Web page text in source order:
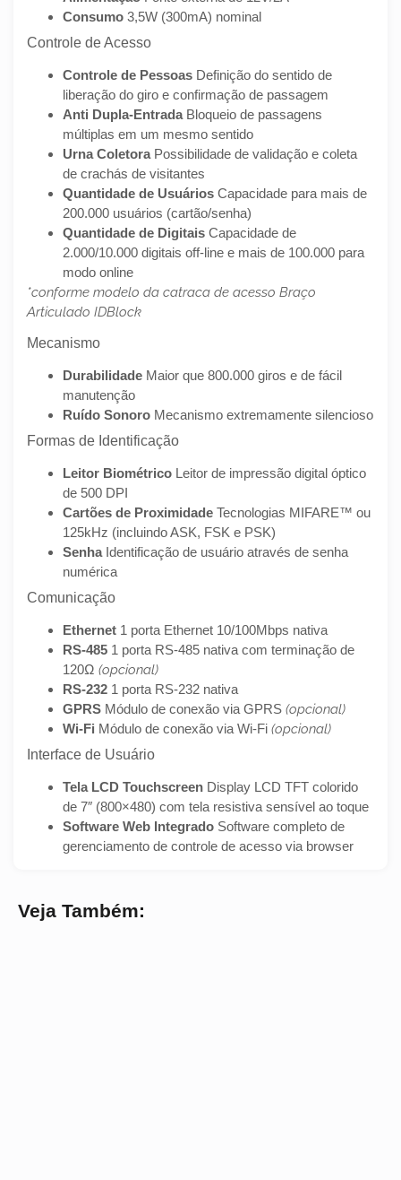
Consumo 3,5W (300mA) nominal
Controle de Acesso
Controle de Pessoas Definição do sentido de
liberação do giro e confirmação de passagem
Anti Dupla-Entrada Bloqueio de passagens
múltiplas em um mesmo sentido
Urna Coletora Possibilidade de validação e coleta
de crachás de visitantes
Quantidade de Usuários Capacidade para mais de
200.000 usuários (cartão/senha)
Quantidade de Digitais Capacidade de
2.000/10.000 digitais off-line e mais de 100.000 para
modo online
*conforme modelo da catraca de acesso Braço
Articulado IDBlock
Mecanismo
Durabilidade Maior que 800.000 giros e de fácil
manutenção
Ruído Sonoro Mecanismo extremamente silencioso
Formas de Identificação
Leitor Biométrico Leitor de impressão digital óptico
de 500 DPI
Cartões de Proximidade Tecnologias MIFARE™ ou
125kHz (incluindo ASK, FSK e PSK)
Senha Identificação de usuário através de senha
numérica
Comunicação
Ethernet 1 porta Ethernet 10/100Mbps nativa
RS-485 1 porta RS-485 nativa com terminação de
120Ω (opcional)
RS-232 1 porta RS-232 nativa
GPRS Módulo de conexão via GPRS (opcional)
Wi-Fi Módulo de conexão via Wi-Fi (opcional)
Interface de Usuário
Tela LCD Touchscreen Display LCD TFT colorido
de 7″ (800×480) com tela resistiva sensível ao toque
Software Web Integrado Software completo de
gerenciamento de controle de acesso via browser
Veja Também: